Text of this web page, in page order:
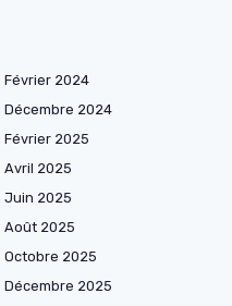
Février 2024
Décembre 2024
Février 2025
Avril 2025
Juin 2025
Août 2025
Octobre 2025
Décembre 2025